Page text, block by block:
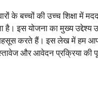
के बच्चों की उच्च शिक्षा में
है। इस योजना का मुख्य उद्देश्य
महसूस करते हैं। इस लेख में
और आवेदन प्रक्रिया की